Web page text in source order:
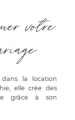
votre
la location
elle crée des
grâce à son